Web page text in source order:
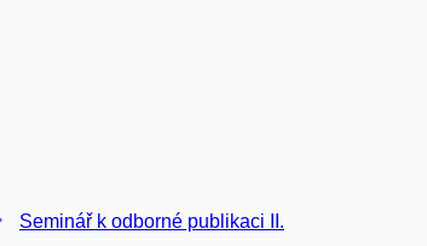
Seminář k odborné publikaci II.